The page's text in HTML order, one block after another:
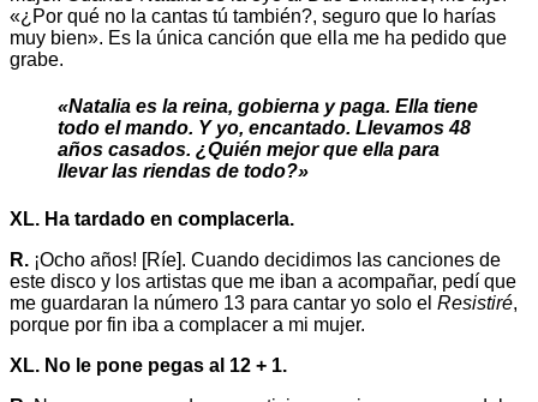
«¿Por qué no la cantas tú también?, seguro que lo harías
muy bien». Es la única canción que ella me ha pedido que
grabe.
«Natalia es la reina, gobierna y paga. Ella tiene
todo el mando. Y yo, encantado. Llevamos 48
años casados. ¿Quién mejor que ella para
llevar las riendas de todo?»
XL. Ha tardado en complacerla.
R. ¡Ocho años! [Ríe]. Cuando decidimos las canciones de
este disco y los artistas que me iban a acompañar, pedí que
me guardaran la número 13 para cantar yo solo el Resistiré,
porque por fin iba a complacer a mi mujer.
XL. No le pone pegas al 12 + 1.